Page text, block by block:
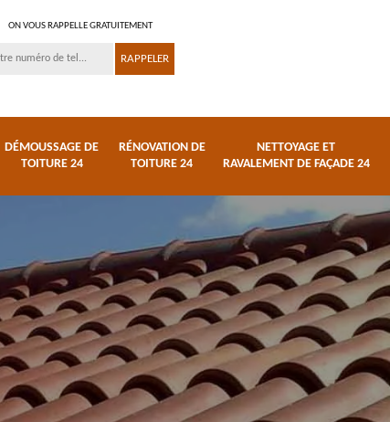
ON VOUS RAPPELLE GRATUITEMENT
DÉMOUSSAGE DE
TOITURE 24
RÉNOVATION DE
TOITURE 24
NETTOYAGE ET
RAVALEMENT DE FAÇADE 24
Réparation de toiture
24
Urgence fuite de
toiture 24